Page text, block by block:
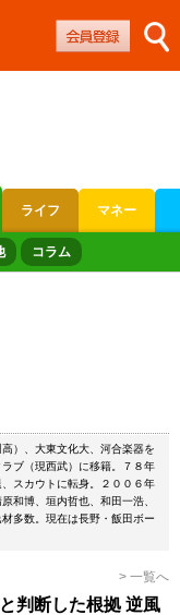
ライフ マネー
コラム
）、大東文化大、河合楽器を
ブ（現西武）に移籍。７８年
スカウトに転身。２００６年
和博、垣内哲也、和田一浩、
多数。現在は長野・飯田ボー
> 一覧へ
判断した根拠 逆風